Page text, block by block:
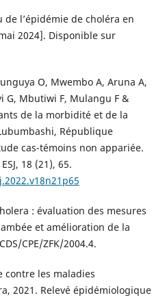
de l’épidémie de choléra en
2024]. Disponible sur
O, Mwembo A, Aruna A,
G, Mbutiwi F, Mulangu F &
de la morbidité et de la
République
cas-témoins non appariée.
18 (21), 65.
: évaluation des mesures
et amélioration de la
CPE/ZFK/2004.4.
contre les maladies
2021. Relevé épidémiologique